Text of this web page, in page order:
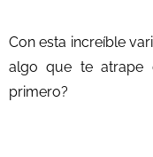
Con esta increíble
algo que te atrape
primero?